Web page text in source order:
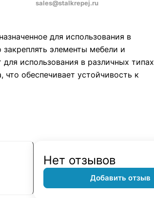
sales@stalkrepej.ru
для использования в
элементы мебели и
использования в различных типах
обеспечивает устойчивость к
Нет отзывов
Добавить отзыв